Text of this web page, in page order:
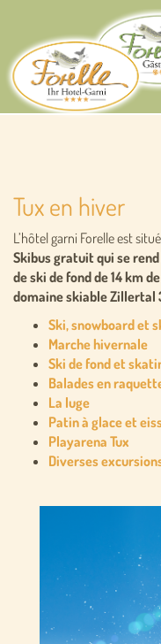
Tux en hiver
L’hôtel garni Forelle est
Skibus gratuit qui se
de ski de fond de 14 km
domaine skiable Zillertal
Ski, snowboard et
Marche hivernale
Ski de fond et
Balades en
La luge
Patin à glace et
Playarena Tux
Diverses